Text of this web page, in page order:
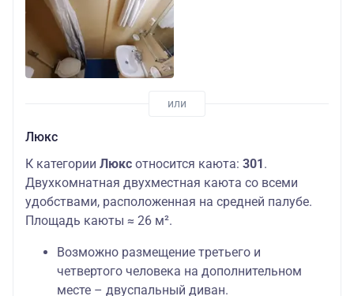
Люкс
К категории Люкс относится каюта: 301.
Двухкомнатная двухместная каюта со всеми
удобствами, расположенная на средней палубе.
Площадь каюты ≈ 26 м².
Возможно размещение третьего и
четвертого человека на дополнительном
месте – двуспальный диван.